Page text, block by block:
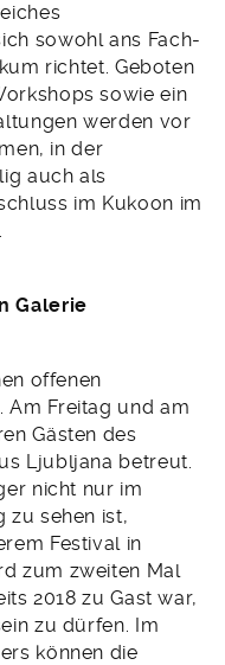
sowohl ans Fach-
richtet. Geboten
sowie ein
werden vor
in der
auch als
im Kukoon im
Galerie
offenen
Am Freitag und am
Gästen des
Ljubljana betreut.
nicht nur im
zu sehen ist,
Festival in
zum zweiten Mal
2018 zu Gast war,
zu dürfen. Im
können die